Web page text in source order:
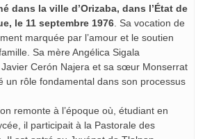
dans la ville d’Orizaba, dans l’État de
le 11 septembre 1976 . Sa vocation de
marquée par l’amour et le soutien
Sa mère Angélica Sigala
Cerón Najera et sa sœur Monserrat
un rôle fondamental dans son processus
remonte à l’époque où, étudiant en
il participait à la Pastorale des